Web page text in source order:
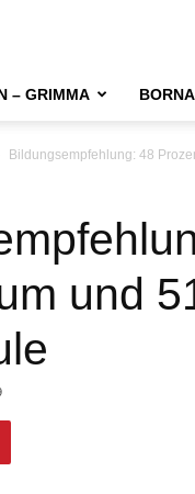
– GRIMMA
Bildungsempfehlung: 48
und